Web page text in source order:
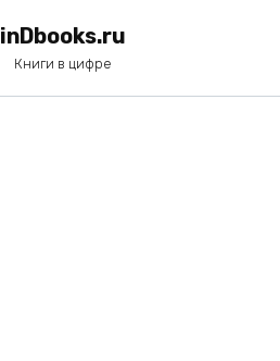
inDbooks.ru
Книги в цифре